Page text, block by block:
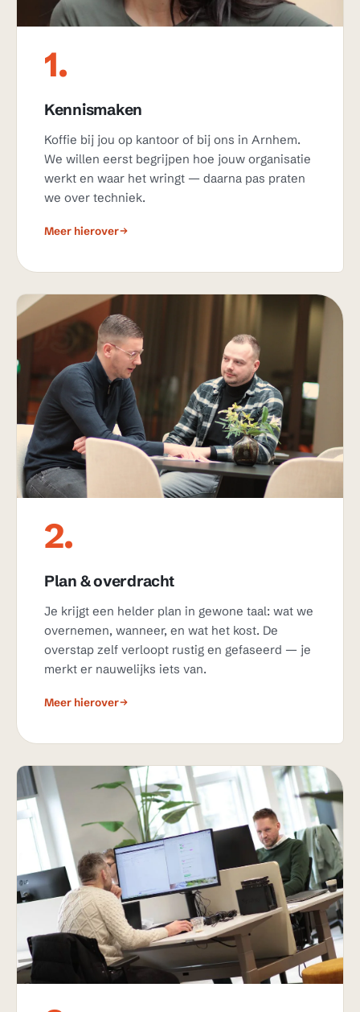
1.
Kennismaken
Koffie bij jou op kantoor of bij ons in Arnhem.
We willen eerst begrijpen hoe jouw organisatie
werkt en waar het wringt — daarna pas praten
we over techniek.
Meer hierover
2.
Plan & overdracht
Je krijgt een helder plan in gewone taal: wat we
overnemen, wanneer, en wat het kost. De
overstap zelf verloopt rustig en gefaseerd — je
merkt er nauwelijks iets van.
Meer hierover